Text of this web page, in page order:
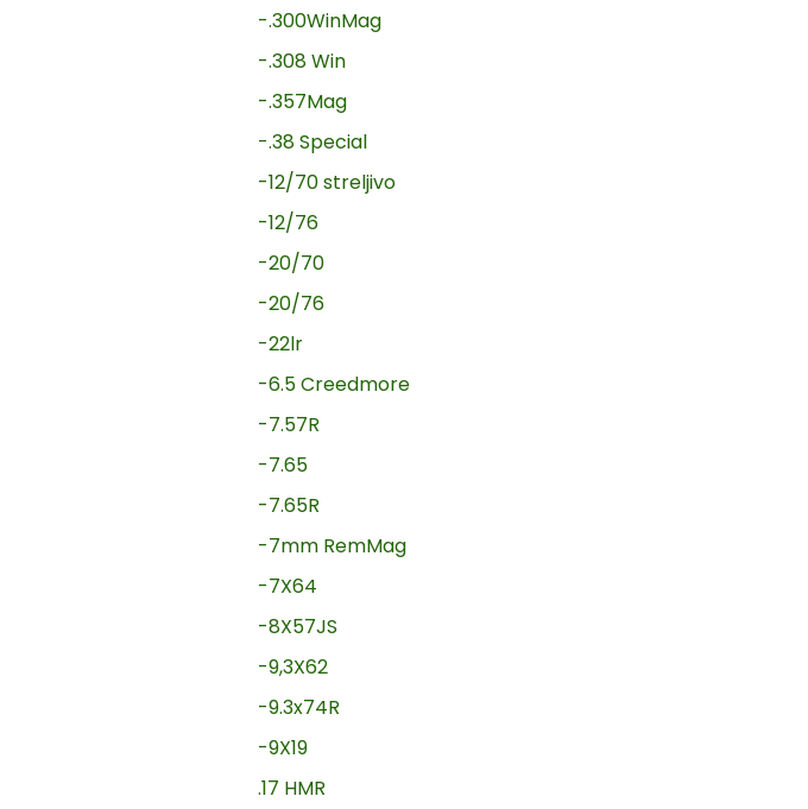
-.300WinMag
-.308 Win
-.357Mag
-.38 Special
-12/70 streljivo
-12/76
-20/70
-20/76
-22lr
-6.5 Creedmore
-7.57R
-7.65
-7.65R
-7mm RemMag
-7X64
-8X57JS
-9,3X62
-9.3x74R
-9X19
.17 HMR